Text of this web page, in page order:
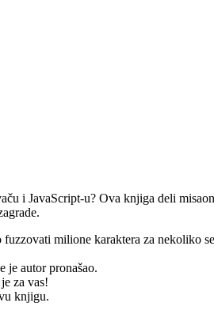
i JavaScript-u? Ova knjiga deli
milione karaktera za nekoliko
je autor pronašao.
za vas!
knjigu.